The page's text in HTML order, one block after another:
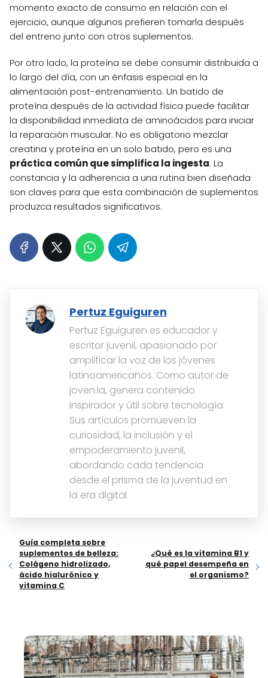
momento exacto de consumo en relación con el
ejercicio, aunque algunos prefieren tomarla después
del entreno junto con otros suplementos.
Por otro lado, la proteína se debe consumir distribuida a
lo largo del día, con un énfasis especial en la
alimentación post-entrenamiento. Un batido de
proteína después de la actividad física puede facilitar
la disponibilidad inmediata de aminoácidos para iniciar
la reparación muscular. No es obligatorio mezclar
creatina y proteína en un solo batido, pero es una
práctica común que simplifica la ingesta. La
constancia y la adherencia a una rutina bien diseñada
son claves para que esta combinación de suplementos
produzca resultados significativos.
Pertuz Eguiguren
Pertuz Eguiguren es educador y
escritor juvenil, apasionado por
amplificar la voz de los jóvenes
latinoamericanos. Como autor de
joven.la, genera contenido
inspirador y útil sobre tecnología.
Sus artículos promueven la
curiosidad, la inclusión y el
empoderamiento juvenil,
abordando cada tendencia
desde el prisma de la juventud en
la era digital.
Guía completa sobre
suplementos de belleza:
Colágeno hidrolizado,
ácido hialurónico y
vitamina C
¿Qué es la vitamina B1 y
qué papel desempeña en
el organismo?